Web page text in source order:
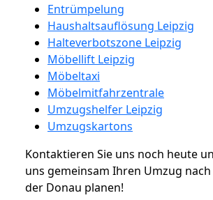
Entrümpelung
Haushaltsauflösung Leipzig
Halteverbotszone Leipzig
Möbellift Leipzig
Möbeltaxi
Möbelmitfahrzentrale
Umzugshelfer Leipzig
Umzugskartons
Kontaktieren Sie uns noch heute
uns gemeinsam Ihren Umzug
der Donau planen!